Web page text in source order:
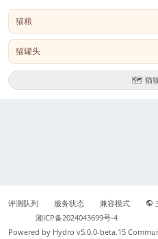
猫粮
猫罐头
🗺️ 猫
评测队列 服务状态 兼容模式
湘ICP备2024043699号-4
Powered by Hydro v5.0.0-beta.15